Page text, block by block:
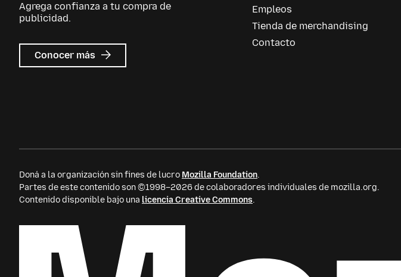
Agrega confianza a tu compra de
publicidad.
Conocer más sobre
Mozilla
Empleos
Tienda de merchandising
Contacto
Doná a la organización sin fines de lucro Mozilla Foundation.
Partes de este contenido son ©1998–2026 de colaboradores individuales de mozilla.org.
Contenido disponible bajo una licencia Creative Commons.